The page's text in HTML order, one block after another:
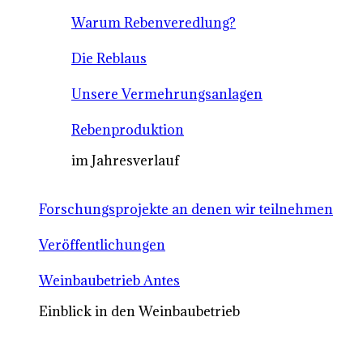
Warum Rebenveredlung?
Die Reblaus
Unsere Vermehrungsanlagen
Rebenproduktion
im Jahresverlauf
Forschungsprojekte an denen wir teilnehmen
Veröffentlichungen
Weinbaubetrieb Antes
Einblick in den Weinbaubetrieb